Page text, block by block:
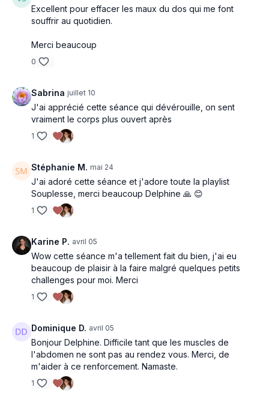
Excellent pour effacer les maux du dos qui me font
souffrir au quotidien.
Merci beaucoup
0
Sabrina juillet 10
J'ai apprécié cette séance qui dévérouille, on sent
vraiment le corps plus ouvert après
1
Stéphanie M. mai 24
J'ai adoré cette séance et j'adore toute la playlist
Souplesse, merci beaucoup Delphine 🙏 😊
1
Karine P. avril 05
Wow cette séance m'a tellement fait du bien, j'ai eu
beaucoup de plaisir à la faire malgré quelques petits
challenges pour moi. Merci
1
Dominique D. avril 05
Bonjour Delphine. Difficile tant que les muscles de
l'abdomen ne sont pas au rendez vous. Merci, de
m'aider à ce renforcement. Namaste.
1